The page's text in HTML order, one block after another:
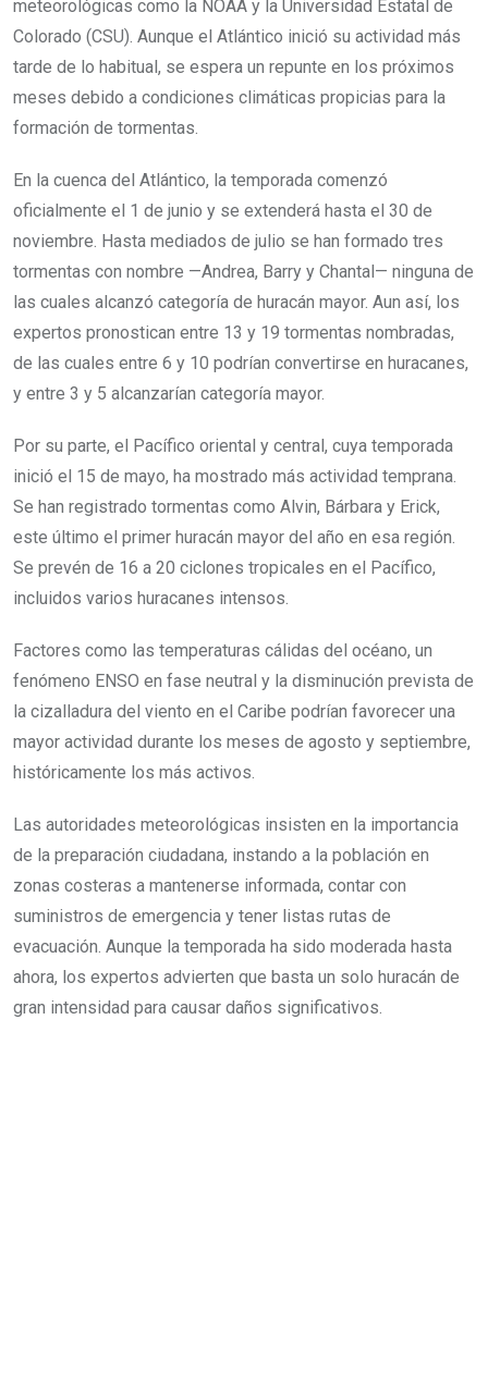
meteorológicas como la NOAA y la Universidad Estatal de
Colorado (CSU). Aunque el Atlántico inició su actividad más
tarde de lo habitual, se espera un repunte en los próximos
meses debido a condiciones climáticas propicias para la
formación de tormentas.
En la cuenca del Atlántico, la temporada comenzó
oficialmente el 1 de junio y se extenderá hasta el 30 de
noviembre. Hasta mediados de julio se han formado tres
tormentas con nombre —Andrea, Barry y Chantal— ninguna de
las cuales alcanzó categoría de huracán mayor. Aun así, los
expertos pronostican entre 13 y 19 tormentas nombradas,
de las cuales entre 6 y 10 podrían convertirse en huracanes,
y entre 3 y 5 alcanzarían categoría mayor.
Por su parte, el Pacífico oriental y central, cuya temporada
inició el 15 de mayo, ha mostrado más actividad temprana.
Se han registrado tormentas como Alvin, Bárbara y Erick,
este último el primer huracán mayor del año en esa región.
Se prevén de 16 a 20 ciclones tropicales en el Pacífico,
incluidos varios huracanes intensos.
Factores como las temperaturas cálidas del océano, un
fenómeno ENSO en fase neutral y la disminución prevista de
la cizalladura del viento en el Caribe podrían favorecer una
mayor actividad durante los meses de agosto y septiembre,
históricamente los más activos.
Las autoridades meteorológicas insisten en la importancia
de la preparación ciudadana, instando a la población en
zonas costeras a mantenerse informada, contar con
suministros de emergencia y tener listas rutas de
evacuación. Aunque la temporada ha sido moderada hasta
ahora, los expertos advierten que basta un solo huracán de
gran intensidad para causar daños significativos.